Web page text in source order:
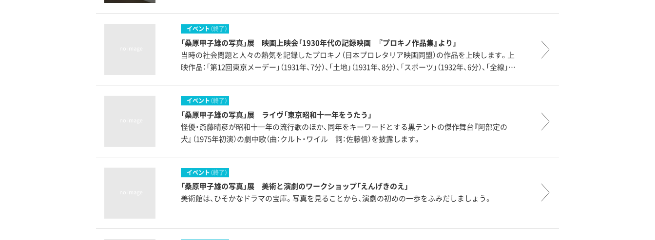
イベント （終了）
「桑原甲子雄の写真」展 映画上映会「1930年代の記録映画―『プロキノ作品集』より」
当時の社会問題と人々の熱気を記録したプロキノ（日本プロレタリア映画同盟）の作品を上映します。上
映作品：「第12回東京メーデー」（1931年、7分）、「土地」（1931年、8分）、「スポーツ」（1932年、6分）、「全線」…
イベント （終了）
「桑原甲子雄の写真」展 ライヴ「東京昭和十一年をうたう」
怪優・斎藤晴彦が昭和十一年の流行歌のほか、同年をキーワードとする黒テントの傑作舞台『阿部定の
犬』（1975年初演）の劇中歌（曲：クルト・ワイル 詞：佐藤信）を披露します。
イベント （終了）
「桑原甲子雄の写真」展 美術と演劇のワークショップ「えんげきのえ」
美術館は、ひそかなドラマの宝庫。写真を見ることから、演劇の初めの一歩をふみだしましょう。